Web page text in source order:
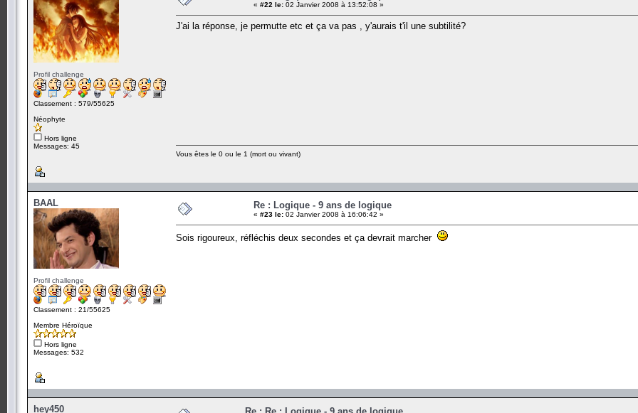
Profil challenge
Classement : 579/55625
Néophyte
Hors ligne
Messages: 45
« #22 le: 02 Janvier 2008 à 13:52:08 »
J'ai la réponse, je permutte etc et ça va pas , y'aurais t'il une subtilité?
Vous êtes le 0 ou le 1 (mort ou vivant)
BAAL
Profil challenge
Classement : 21/55625
Membre Héroïque
Hors ligne
Messages: 532
Re : Logique - 9 ans de logique
« #23 le: 02 Janvier 2008 à 16:06:42 »
Sois rigoureux, réfléchis deux secondes et ça devrait marcher
hey450